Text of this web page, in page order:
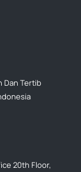
Dan Tertib
20th Floor,